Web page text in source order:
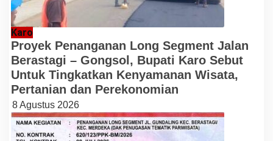
Karo
Proyek Penanganan Long Segment Jalan
Berastagi – Gongsol, Bupati Karo Sebut
Untuk Tingkatkan Kenyamanan Wisata,
Pertanian dan Perekonomian
8 Agustus 2026